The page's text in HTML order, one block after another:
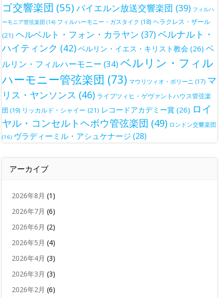
ゴ交響楽団 (55) バイエルン放送交響楽団 (39) フィルハ
ーモニア管弦楽団 (14) フィルハーモニー・ガスタイク (18) ヘラクレス・ザール
(21) ヘルベルト・フォン・カラヤン (37)ベルナルト・
ハイティンク (42) ベルリン・イエス・キリスト教会 (26) ベ
ルリン・フィルハーモニー (34)ベルリン・フィル
ハーモニー管弦楽団 (73) マウリツィオ・ポリーニ (17) マ
リス・ヤンソンス (46) ライプツィヒ・ゲヴァントハウス管弦楽
団 (19) リッカルド・シャイー (21) レコードアカデミー賞 (26) ロイ
ヤル・コンセルトヘボウ管弦楽団 (49) ロンドン交響楽団
(16) ヴラディーミル・アシュケナージ (28)
アーカイブ
2026年8月 (1)
2026年7月 (6)
2026年6月 (2)
2026年5月 (4)
2026年4月 (3)
2026年3月 (3)
2026年2月 (6)